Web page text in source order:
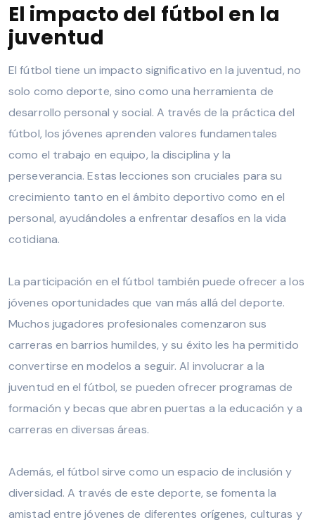
El impacto del fútbol en la
juventud
El fútbol tiene un impacto significativo en la juventud, no
solo como deporte, sino como una herramienta de
desarrollo personal y social. A través de la práctica del
fútbol, los jóvenes aprenden valores fundamentales
como el trabajo en equipo, la disciplina y la
perseverancia. Estas lecciones son cruciales para su
crecimiento tanto en el ámbito deportivo como en el
personal, ayudándoles a enfrentar desafíos en la vida
cotidiana.
La participación en el fútbol también puede ofrecer a los
jóvenes oportunidades que van más allá del deporte.
Muchos jugadores profesionales comenzaron sus
carreras en barrios humildes, y su éxito les ha permitido
convertirse en modelos a seguir. Al involucrar a la
juventud en el fútbol, se pueden ofrecer programas de
formación y becas que abren puertas a la educación y a
carreras en diversas áreas.
Además, el fútbol sirve como un espacio de inclusión y
diversidad. A través de este deporte, se fomenta la
amistad entre jóvenes de diferentes orígenes, culturas y